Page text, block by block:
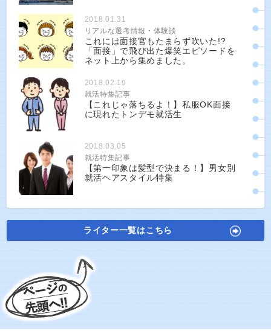
2018.01.31
リアルな選考情報・体験談
これには面接官もたまらず吹いた!?
「面接」で飛び出た爆笑エピソードを
ネット上から集めました。
2018.02.19
就活特集記事
【これじゃ落ちるよ！】私服OK面接
に現れたトンデモ就活生
2018.03.05
就活特集記事
【第一印象は髪型で決まる！】男女別
就活ヘアスタイル特集
ライター一覧はこちら